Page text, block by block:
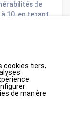
de
10, en tenant
cookies tiers,
de manière